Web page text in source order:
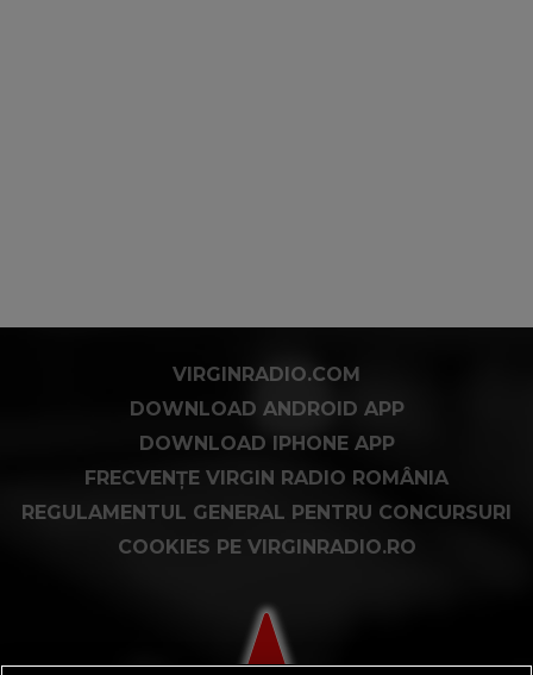
VIRGINRADIO.COM
DOWNLOAD ANDROID APP
DOWNLOAD IPHONE APP
FRECVENȚE VIRGIN RADIO ROMÂNIA
REGULAMENTUL GENERAL PENTRU CONCURSURI
COOKIES PE VIRGINRADIO.RO